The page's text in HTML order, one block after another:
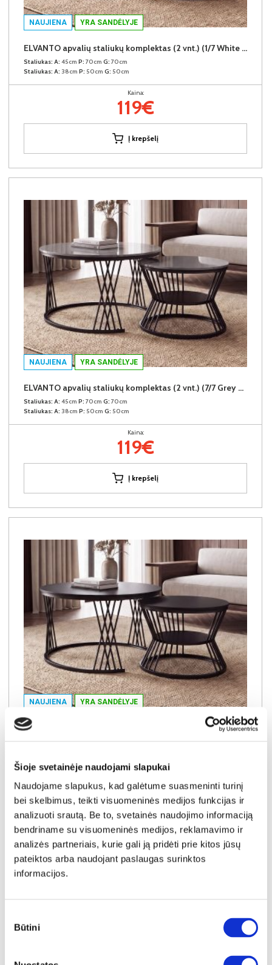
Šioje svetainėje naudojami slapukai
Naudojame slapukus, kad galėtume suasmeninti turinį
bei skelbimus, teikti visuomeninės medijos funkcijas ir
analizuoti srautą. Be to, svetainės naudojimo informaciją
bendriname su visuomeninės medijos, reklamavimo ir
analizės partneriais, kurie gali ją pridėti prie kitos jūsų
pateiktos arba naudojant paslaugas surinktos
informacijos.
pasirinkimas
Būtini
NAUJIENA YRA SANDĖLYJE
ELVANTO apvalių staliukų komplektas (2 vnt.) (1/7 White Marble Gloss)
Staliukas: A: 45cm P: 70cm G: 70cm
Staliukas: A: 38cm P: 50cm G: 50cm
Kaina:
119€
Į krepšelį
NAUJIENA YRA SANDĖLYJE
ELVANTO apvalių staliukų komplektas (2 vnt.) (7/7 Grey Gloss)
Staliukas: A: 45cm P: 70cm G: 70cm
Staliukas: A: 38cm P: 50cm G: 50cm
Kaina:
119€
Į krepšelį
NAUJIENA YRA SANDĖLYJE
ELVANTO apvalių staliukų komplektas (2 vnt.) (5/7 Black Matt)
Kaina:
119€
Į krepšelį